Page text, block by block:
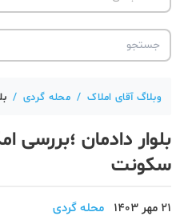
آکادمی آقای املاک
آموزش املاک
آموزش پلتفرم آقای املاک
تحلیل مسکن
وبلاگ آقای املاک / محله گردی /
بلوار دادمان ؛بررسی
سکونت
21 مهر 1403 محله گردی